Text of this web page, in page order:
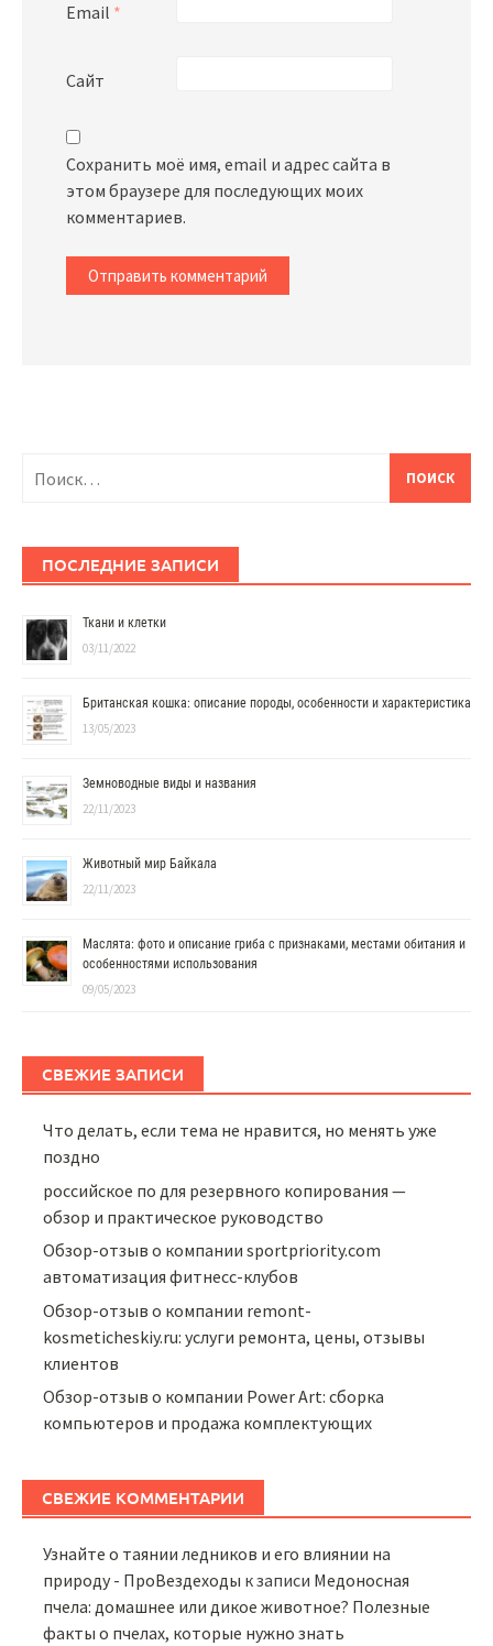
Email *
Сайт
Сохранить моё имя, email и адрес сайта в
этом браузере для последующих моих
комментариев.
ПОСЛЕДНИЕ ЗАПИСИ
Ткани и клетки
03/11/2022
Британская кошка: описание породы, особенности и характеристика
13/05/2023
Земноводные виды и названия
22/11/2023
Животный мир Байкала
22/11/2023
Маслята: фото и описание гриба с признаками, местами обитания и
особенностями использования
09/05/2023
СВЕЖИЕ ЗАПИСИ
Что делать, если тема не нравится, но менять уже
поздно
российское по для резервного копирования —
обзор и практическое руководство
Обзор-отзыв о компании sportpriority.com
автоматизация фитнесс-клубов
Обзор-отзыв о компании remont-
kosmeticheskiy.ru: услуги ремонта, цены, отзывы
клиентов
Обзор-отзыв о компании Power Art: сборка
компьютеров и продажа комплектующих
СВЕЖИЕ КОММЕНТАРИИ
Узнайте о таянии ледников и его влиянии на
природу - ПроВездеходы к записи Медоносная
пчела: домашнее или дикое животное? Полезные
факты о пчелах, которые нужно знать